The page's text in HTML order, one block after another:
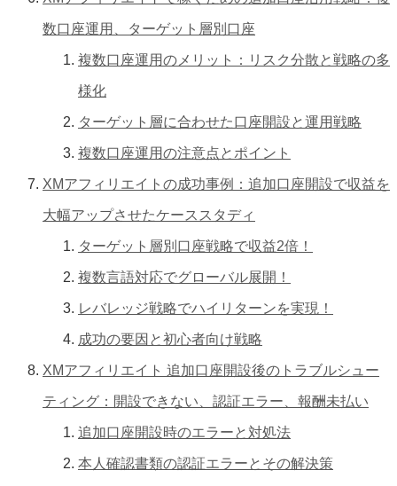
数口座運用、ターゲット層別口座
複数口座運用のメリット：リスク分散と戦略の多
様化
ターゲット層に合わせた口座開設と運用戦略
複数口座運用の注意点とポイント
XMアフィリエイトの成功事例：追加口座開設で収益を
大幅アップさせたケーススタディ
ターゲット層別口座戦略で収益2倍！
複数言語対応でグローバル展開！
レバレッジ戦略でハイリターンを実現！
成功の要因と初心者向け戦略
XMアフィリエイト 追加口座開設後のトラブルシュー
ティング：開設できない、認証エラー、報酬未払い
追加口座開設時のエラーと対処法
本人確認書類の認証エラーとその解決策